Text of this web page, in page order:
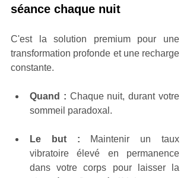
séance chaque nuit
C'est la solution premium pour une
transformation profonde et une recharge
constante.
Quand : Chaque nuit, durant votre
sommeil paradoxal.
Le but : Maintenir un taux
vibratoire élevé en permanence
dans votre corps pour laisser la